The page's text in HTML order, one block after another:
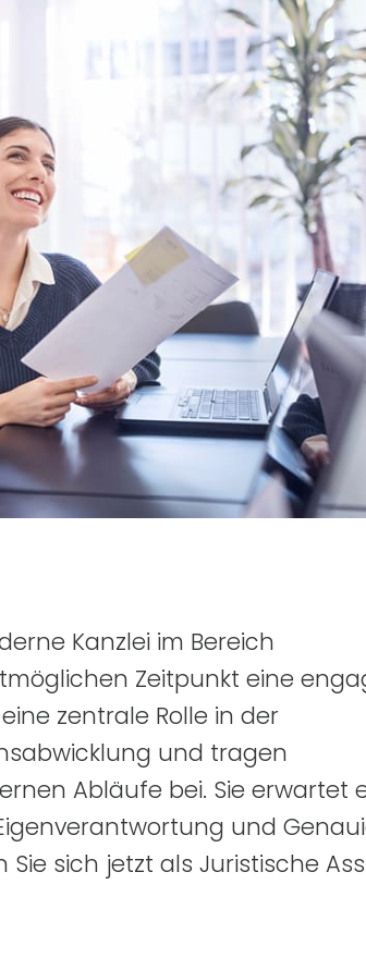
Kanzlei im Bereich
Zeitpunkt eine
zentrale Rolle in der
und tragen
Abläufe bei. Sie erwartet
und
sich jetzt als Juristische